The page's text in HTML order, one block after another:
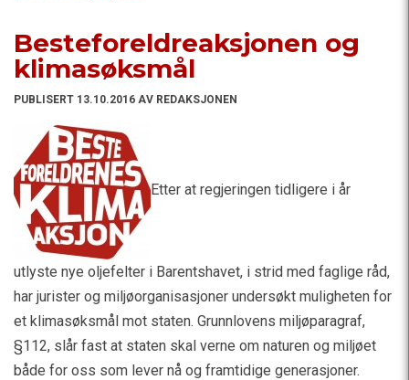
Besteforeldreaksjonen og
klimasøksmål
PUBLISERT 13.10.2016 AV REDAKSJONEN
Etter at regjeringen tidligere i år
utlyste nye oljefelter i Barentshavet, i strid med faglige råd,
har jurister og miljøorganisasjoner undersøkt muligheten for
et klimasøksmål mot staten. Grunnlovens miljøparagraf,
§112, slår fast at staten skal verne om naturen og miljøet
både for oss som lever nå og framtidige generasjoner.